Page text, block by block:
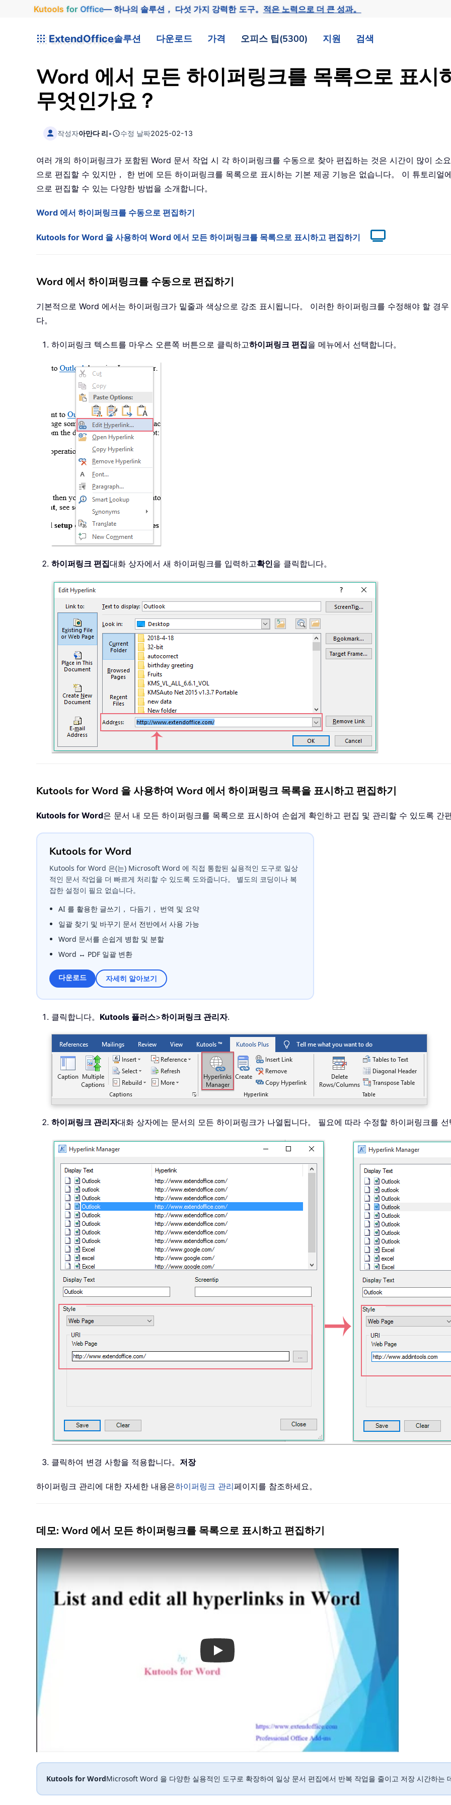
Kutools for Office— 하나의 솔루션， 다섯 가지 강력한 도구。적은 노력으로 더 큰 성과。
ExtendOffice솔루션 다운로드 가격 오피스 팁(5300) 지원 검색
Word 에서 모든 하이퍼링크를 목록으로 표시
무엇인가요？
작성자아만다 리• 수정 날짜2025-02-13
여러 개의 하이퍼링크가 포함된 Word 문서 작업 시 각 하이퍼링크를 수동으로 찾아 편집하는 것은 시간이 많이 소
으로 편집할 수 있지만， 한 번에 모든 하이퍼링크를 목록으로 표시하는 기본 제공 기능은 없습니다。 이 튜토리얼
으로 편집할 수 있는 다양한 방법을 소개합니다。
Word 에서 하이퍼링크를 수동으로 편집하기
Kutools for Word 을 사용하여 Word 에서 모든 하이퍼링크를 목록으로 표시하고 편집하기
Word 에서 하이퍼링크를 수동으로 편집하기
기본적으로 Word 에서는 하이퍼링크가 밑줄과 색상으로 강조 표시됩니다。 이러한 하이퍼링크를 수정해야 할 경
다。
하이퍼링크 텍스트를 마우스 오른쪽 버튼으로 클릭하고하이퍼링크 편집을 메뉴에서 선택합니다。
하이퍼링크 편집대화 상자에서 새 하이퍼링크를 입력하고확인을 클릭합니다。
Kutools for Word 을 사용하여 Word 에서 하이퍼링크 목록을 표시하고 편집하기
Kutools for Word은 문서 내 모든 하이퍼링크를 목록으로 표시하여 손쉽게 확인하고 편집 및 관리할 수 있도록 간
Kutools for Word
Kutools for Word 은(는) Microsoft Word 에 직접 통합된 실용적인 도구로 일상
적인 문서 작업을 더 빠르게 처리할 수 있도록 도와줍니다。 별도의 코딩이나 복
잡한 설정이 필요 없습니다。
AI 를 활용한 글쓰기， 다듬기， 번역 및 요약
일괄 찾기 및 바꾸기 문서 전반에서 사용 가능
Word 문서를 손쉽게 병합 및 분할
Word ↔ PDF 일괄 변환
다운로드 자세히 알아보기
클릭합니다。 Kutools 플러스>하이퍼링크 관리자.
하이퍼링크 관리자대화 상자에는 문서의 모든 하이퍼링크가 나열됩니다。 필요에 따라 수정할 하이퍼링크를 선
클릭하여 변경 사항을 적용합니다。 저장
하이퍼링크 관리에 대한 자세한 내용은하이퍼링크 관리페이지를 참조하세요。
데모: Word 에서 모든 하이퍼링크를 목록으로 표시하고 편집하기
Play
Kutools for WordMicrosoft Word 을 다양한 실용적인 도구로 확장하여 일상 문서 편집에서 반복 작업을 줄이고 저장 시간하는